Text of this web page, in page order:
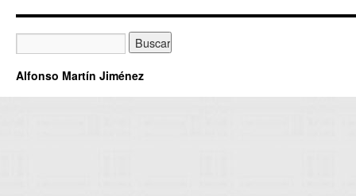
Alfonso Martín Jiménez